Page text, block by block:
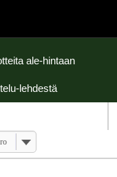
ale-hintaan
lehdestä